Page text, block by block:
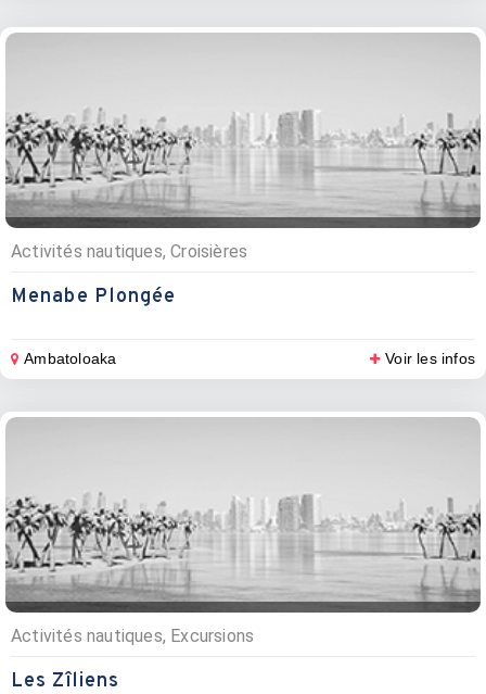
Activités nautiques, Croisières
Menabe Plongée
Ambatoloaka Voir les infos
Activités nautiques, Excursions
Les Zîliens